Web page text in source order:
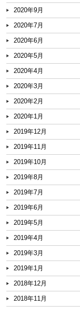
2020年9月
2020年7月
2020年6月
2020年5月
2020年4月
2020年3月
2020年2月
2020年1月
2019年12月
2019年11月
2019年10月
2019年8月
2019年7月
2019年6月
2019年5月
2019年4月
2019年3月
2019年1月
2018年12月
2018年11月